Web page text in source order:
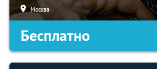
Москва
Бесплатно